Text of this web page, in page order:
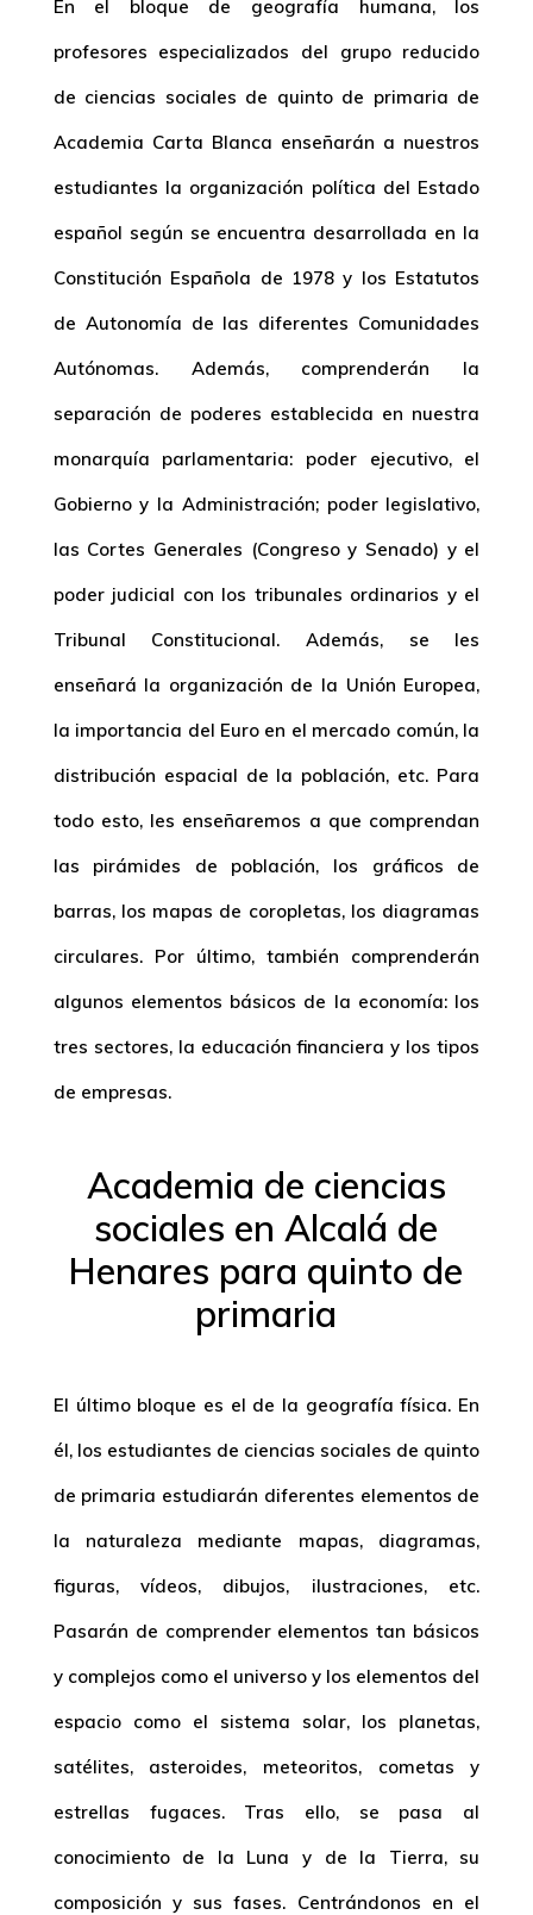
En el bloque de geografía humana, los
profesores especializados del grupo reducido
de ciencias sociales de quinto de primaria de
Academia Carta Blanca enseñarán a nuestros
estudiantes la organización política del Estado
español según se encuentra desarrollada en la
Constitución Española de 1978 y los Estatutos
de Autonomía de las diferentes Comunidades
Autónomas. Además, comprenderán la
separación de poderes establecida en nuestra
monarquía parlamentaria: poder ejecutivo, el
Gobierno y la Administración; poder legislativo,
las Cortes Generales (Congreso y Senado) y el
poder judicial con los tribunales ordinarios y el
Tribunal Constitucional. Además, se les
enseñará la organización de la Unión Europea,
la importancia del Euro en el mercado común, la
distribución espacial de la población, etc. Para
todo esto, les enseñaremos a que comprendan
las pirámides de población, los gráficos de
barras, los mapas de coropletas, los diagramas
circulares. Por último, también comprenderán
algunos elementos básicos de la economía: los
tres sectores, la educación financiera y los tipos
de empresas.
Academia de ciencias
sociales en Alcalá de
Henares para quinto de
primaria
El último bloque es el de la geografía física. En
él, los estudiantes de ciencias sociales de quinto
de primaria estudiarán diferentes elementos de
la naturaleza mediante mapas, diagramas,
figuras, vídeos, dibujos, ilustraciones, etc.
Pasarán de comprender elementos tan básicos
y complejos como el universo y los elementos del
espacio como el sistema solar, los planetas,
satélites, asteroides, meteoritos, cometas y
estrellas fugaces. Tras ello, se pasa al
conocimiento de la Luna y de la Tierra, su
composición y sus fases. Centrándonos en el